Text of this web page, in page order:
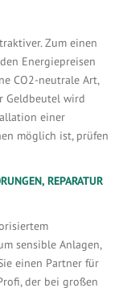
Zum einen
Energiepreisen
CO2-neutrale Art,
Geldbeutel wird
einer
möglich ist, prüfen
REPARATUR
sensible Anlagen,
einen Partner für
der bei großen